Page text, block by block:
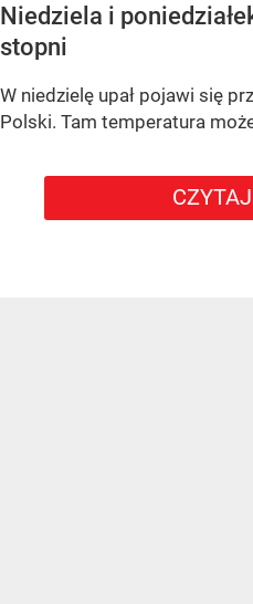
Niedziela i
stopni
W niedzielę upał pojawi się
Polski. Tam temperatura